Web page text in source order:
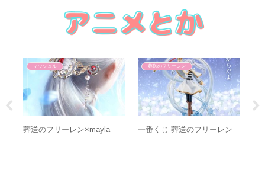
マッシュル
葬送のフリーレン×mayla
葬送のフリーレン
一番くじ 葬送のフリーレン